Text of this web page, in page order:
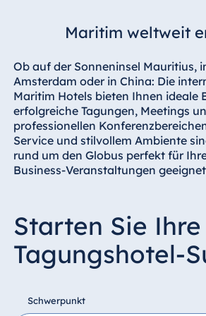
Hotel Dresden
Hotel Frankfurt
Hotel am
Schlossgarten
Fulda
Airport Hotel
Hannover
Kiel
Hotel
Hotel Magdeburg
Maritim weltweit
Ob auf der Sonneninsel Mauritius,
Amsterdam oder in China: Die
Maritim Hotels bieten Ihnen ideale
erfolgreiche Tagungen, Meetings
professionellen
Service und stilvollem Ambiente
rund um den Globus perfekt für
Business-Veranstaltungen
Starten Sie Ihre
Tagungshotel-
Schwerpunkt